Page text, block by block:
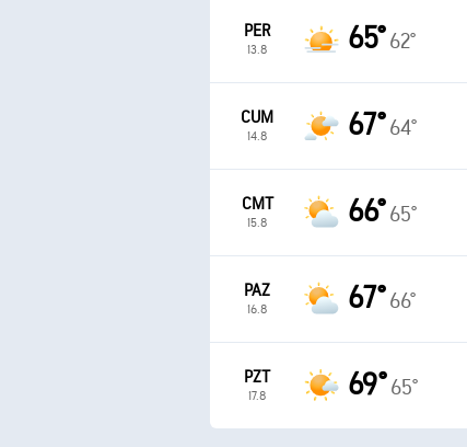
PER
13.8 65° 62°
CUM
14.8 67° 64°
CMT
15.8 66° 65°
PAZ
16.8 67° 66°
PZT
17.8 69° 65°